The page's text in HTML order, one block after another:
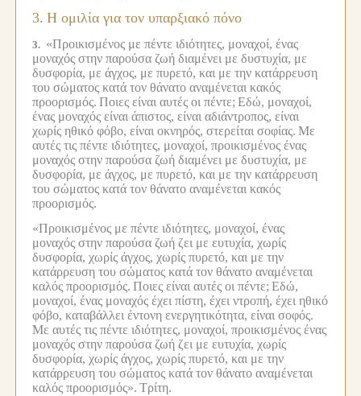
3. Η ομιλία για τον υπαρξιακό πόνο
3. «Προικισμένος με πέντε ιδιότητες, μοναχοί, ένας
μοναχός στην παρούσα ζωή διαμένει με δυστυχία, με
δυσφορία, με άγχος, με πυρετό, και με την κατάρρευση
του σώματος κατά τον θάνατο αναμένεται κακός
προορισμός. Ποιες είναι αυτές οι πέντε; Εδώ, μοναχοί,
ένας μοναχός είναι άπιστος, είναι αδιάντροπος, είναι
χωρίς ηθικό φόβο, είναι οκνηρός, στερείται σοφίας. Με
αυτές τις πέντε ιδιότητες, μοναχοί, προικισμένος ένας
μοναχός στην παρούσα ζωή διαμένει με δυστυχία, με
δυσφορία, με άγχος, με πυρετό, και με την κατάρρευση
του σώματος κατά τον θάνατο αναμένεται κακός
προορισμός.
«Προικισμένος με πέντε ιδιότητες, μοναχοί, ένας
μοναχός στην παρούσα ζωή ζει με ευτυχία, χωρίς
δυσφορία, χωρίς άγχος, χωρίς πυρετό, και με την
κατάρρευση του σώματος κατά τον θάνατο αναμένεται
καλός προορισμός. Ποιες είναι αυτές οι πέντε; Εδώ,
μοναχοί, ένας μοναχός έχει πίστη, έχει ντροπή, έχει ηθικό
φόβο, καταβάλλει έντονη ενεργητικότητα, είναι σοφός.
Με αυτές τις πέντε ιδιότητες, μοναχοί, προικισμένος ένας
μοναχός στην παρούσα ζωή ζει με ευτυχία, χωρίς
δυσφορία, χωρίς άγχος, χωρίς πυρετό, και με την
κατάρρευση του σώματος κατά τον θάνατο αναμένεται
καλός προορισμός». Τρίτη.